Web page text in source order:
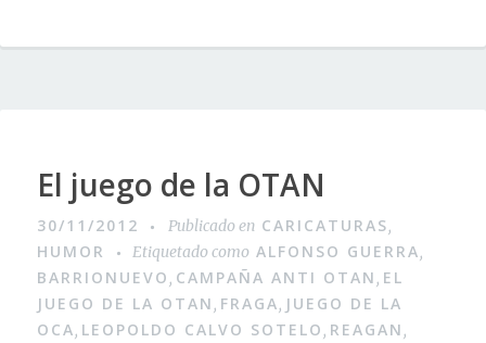
El juego de la OTAN
30/11/2012 Publicado en CARICATURAS,
HUMOR Etiquetado como ALFONSO GUERRA,
BARRIONUEVO, CAMPAÑA ANTI OTAN, EL
JUEGO DE LA OTAN, FRAGA, JUEGO DE LA
OCA, LEOPOLDO CALVO SOTELO, REAGAN,